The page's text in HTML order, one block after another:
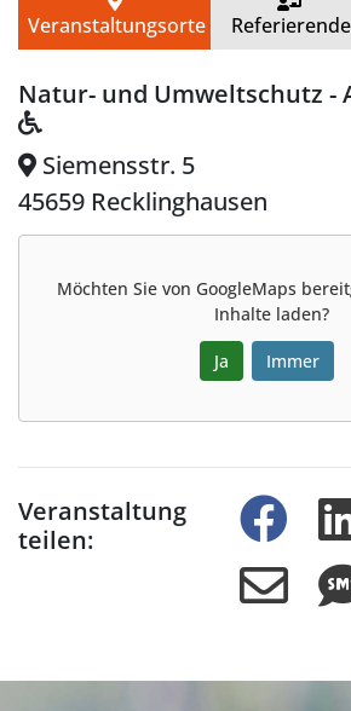
Veranstaltungsorte Referierende
Natur- und Umweltschutz -
Siemensstr. 5
45659 Recklinghausen
Möchten Sie von GoogleMaps
Inhalte laden?
Ja Immer
Veranstaltung
teilen: